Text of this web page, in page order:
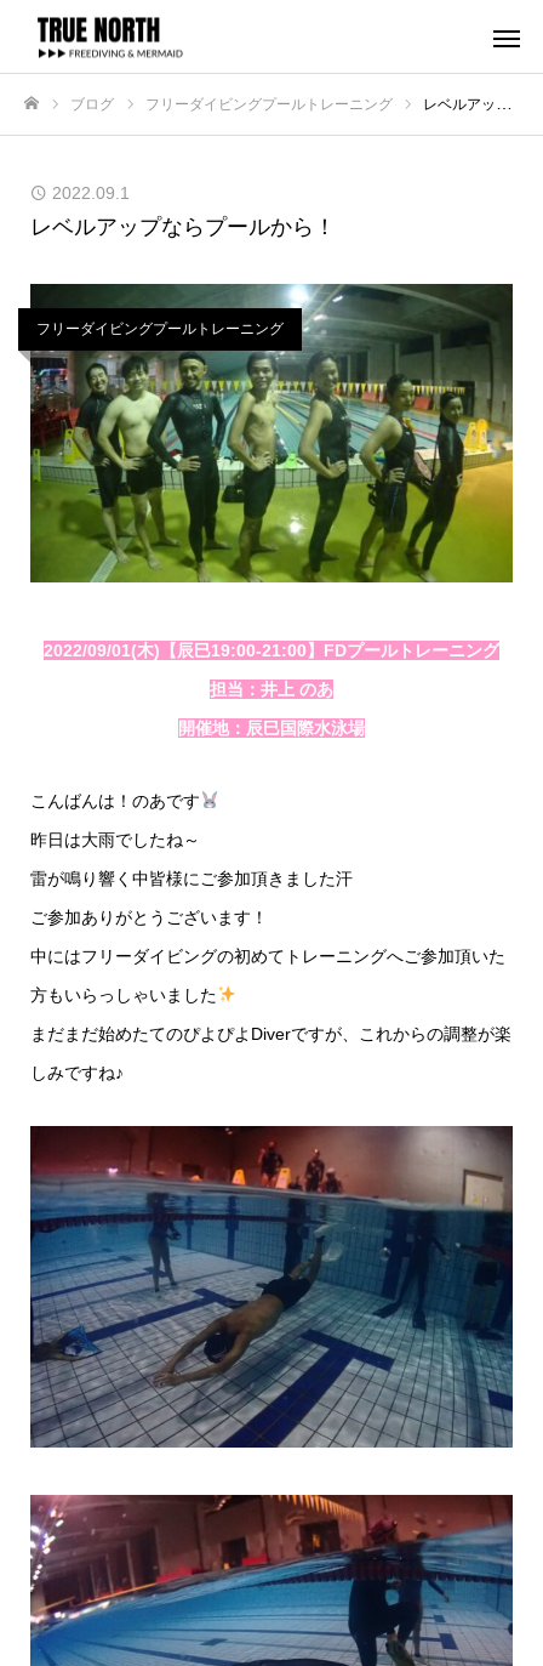
ブログ フリーダイビングプールトレーニング レベルアップならプールから！
2022.09.1
レベルアップならプールから！
フリーダイビングプールトレーニング
2022/09/01(木)【辰巳19:00-21:00】FDプールトレーニング
担当：井上 のあ
開催地：辰巳国際水泳場
こんばんは！のあです
昨日は大雨でしたね～
雷が鳴り響く中皆様にご参加頂きました汗
ご参加ありがとうございます！
中にはフリーダイビングの初めてトレーニングへご参加頂いた
方もいらっしゃいました
まだまだ始めたてのぴよぴよDiverですが、これからの調整が楽
しみですね♪